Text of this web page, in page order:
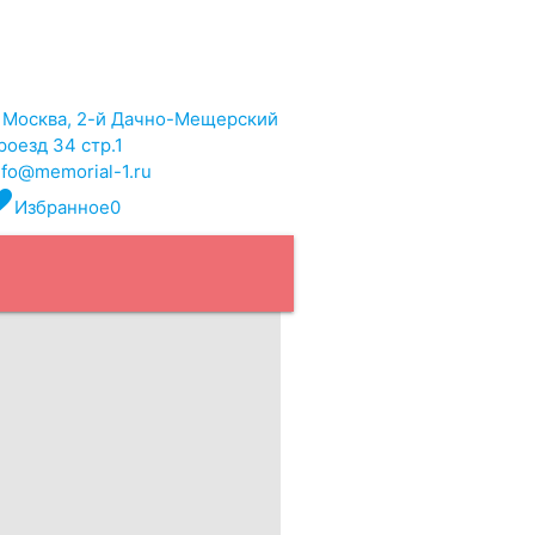
Москва, 2-й Дачно-Мещерский
34 стр.1
1.ru
Избранное0